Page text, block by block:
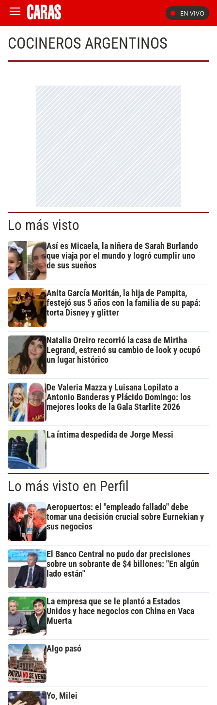
EN VIVO
COCINEROS ARGENTINOS
Lo más visto
Así es Micaela, la niñera de Sarah Burlando
que viaja por el mundo y logró cumplir uno
de sus sueños
Anita García Moritán, la hija de Pampita,
festejó sus 5 años con la familia de su papá:
torta Disney y glitter
Natalia Oreiro recorrió la casa de Mirtha
Legrand, estrenó su cambio de look y ocupó
un lugar histórico
De Valeria Mazza y Luisana Lopilato a
Antonio Banderas y Plácido Domingo: los
mejores looks de la Gala Starlite 2026
La íntima despedida de Jorge Messi
Lo más visto en Perfil
Aeropuertos: el "empleado fallado" debe
tomar una decisión crucial sobre Eurnekian y
sus negocios
El Banco Central no pudo dar precisiones
sobre un sobrante de $4 billones: "En algún
lado están"
La empresa que se le plantó a Estados
Unidos y hace negocios con China en Vaca
Muerta
Algo pasó
Yo, Milei